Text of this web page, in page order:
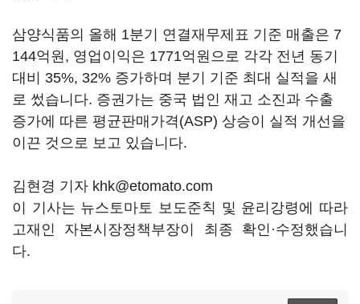
삼양식품의 올해 1분기 연결재무제표 기준 매출은 7
144억원, 영업이익은 1771억원으로 각각 전년 동기
대비 35%, 32% 증가하며 분기 기준 최대 실적을 새
로 썼습니다. 증권가는 중국 법인 재고 소진과 수출
증가에 따른 평균판매가격(ASP) 상승이 실적 개선을
이끈 것으로 보고 있습니다.
김현경 기자 khk@etomato.com
이 기사는 뉴스토마토 보도준칙 및 윤리강령에 따라
고재인 자본시장정책부장이 최종 확인·수정했습니
다.